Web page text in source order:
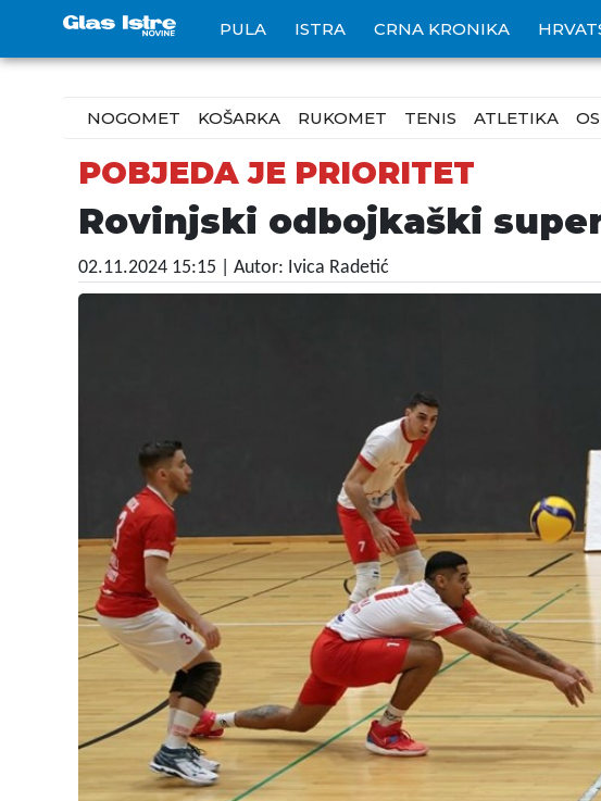
PULA ISTRA CRNA KRONIKA
NOGOMET KOŠARKA RUKOMET TENIS ATLETIKA
POBJEDA JE PRIORITET
Rovinjski odbojkaški
02.11.2024 15:15 | Autor: Ivica Radetić